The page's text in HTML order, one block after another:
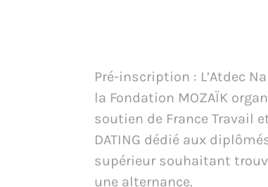
Pré-inscription : L’Atdec
la Fondation MOZAÏK
soutien de France Travail et
DATING dédié aux
supérieur souhaitant
une alternance.